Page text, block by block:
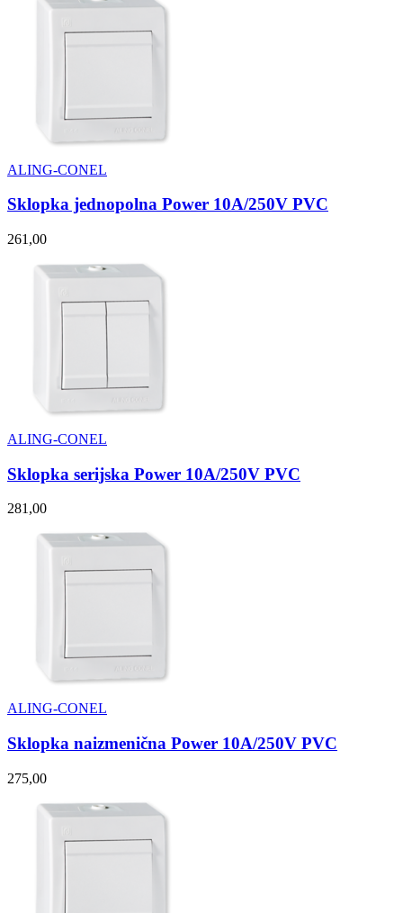
ALING-CONEL
Sklopka jednopolna Power 10A/250V PVC
261,00
ALING-CONEL
Sklopka serijska Power 10A/250V PVC
281,00
ALING-CONEL
Sklopka naizmenična Power 10A/250V PVC
275,00